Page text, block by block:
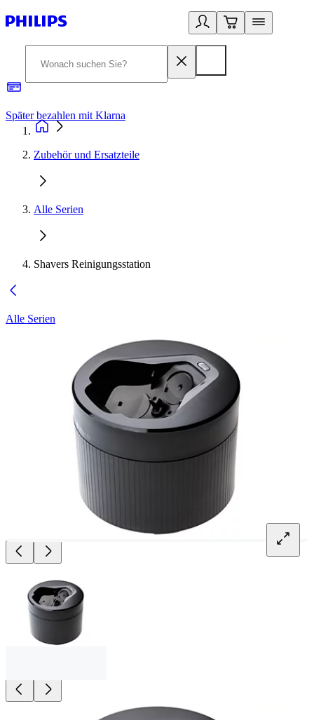
Später bezahlen mit Klarna
Zubehör und Ersatzteile
Alle Serien
Shavers Reinigungsstation
Alle Serien